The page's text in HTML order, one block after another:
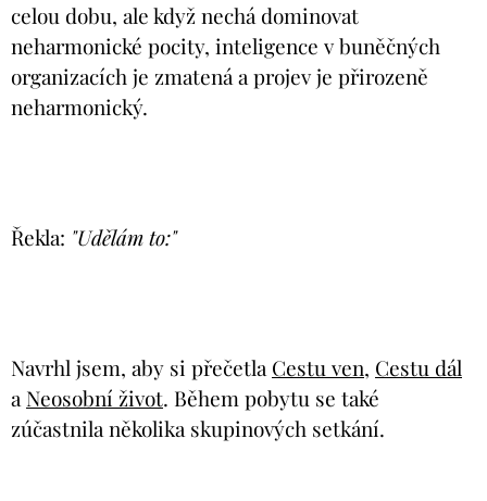
celou dobu, ale když nechá dominovat
neharmonické pocity, inteligence v buněčných
organizacích je zmatená a projev je přirozeně
neharmonický.
Řekla: "Udělám to:"
Navrhl jsem, aby si přečetla Cestu ven, Cestu dál
a Neosobní život. Během pobytu se také
zúčastnila několika skupinových setkání.